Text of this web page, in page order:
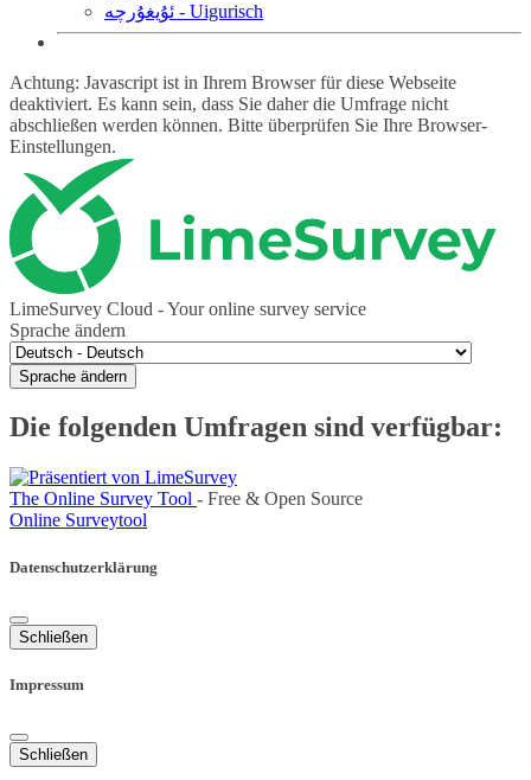
ئۇيغۇرچە - Uigurisch
Achtung: Javascript ist in Ihrem Browser für diese Webseite
deaktiviert. Es kann sein, dass Sie daher die Umfrage nicht
abschließen werden können. Bitte überprüfen Sie Ihre Browser-
Einstellungen.
LimeSurvey Cloud - Your online survey service
Sprache ändern
Sprache ändern
Die folgenden Umfragen sind verfügbar:
The Online Survey Tool - Free & Open Source
Online Surveytool
Datenschutzerklärung
Schließen
Impressum
Schließen